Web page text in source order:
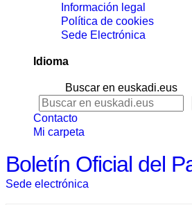
Información legal
Política de cookies
Sede Electrónica
Idioma
Buscar en euskadi.eus
Contacto
Mi carpeta
Boletín Oficial del
Sede electrónica